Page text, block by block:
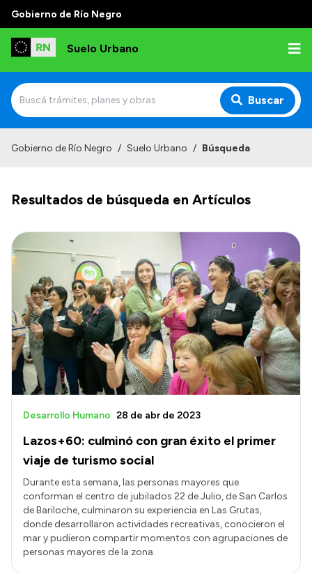
Gobierno de Río Negro
Suelo Urbano
Buscar
Gobierno de Río Negro / Suelo Urbano / Búsqueda
Resultados de búsqueda en Artículos
Lazos+60: culminó con gran éxito el primer
viaje de turismo social
Desarrollo Humano 28 de abr de 2023
Durante esta semana, las personas mayores que
conforman el centro de jubilados 22 de Julio, de San Carlos
de Bariloche, culminaron su experiencia en Las Grutas,
donde desarrollaron actividades recreativas, conocieron el
mar y pudieron compartir momentos con agrupaciones de
personas mayores de la zona.